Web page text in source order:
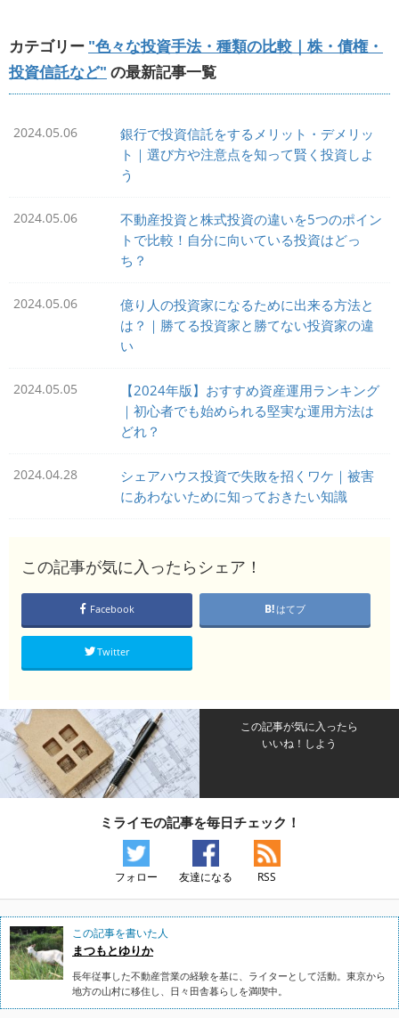
カテゴリー "色々な投資手法・種類の比較｜株・債権・
投資信託など" の最新記事一覧
2024.05.06
銀行で投資信託をするメリット・デメリッ
ト｜選び方や注意点を知って賢く投資しよ
う
2024.05.06
不動産投資と株式投資の違いを5つのポイン
トで比較！自分に向いている投資はどっ
ち？
2024.05.06
億り人の投資家になるために出来る方法と
は？｜勝てる投資家と勝てない投資家の違
い
2024.05.05
【2024年版】おすすめ資産運用ランキング
｜初心者でも始められる堅実な運用方法は
どれ？
2024.04.28
シェアハウス投資で失敗を招くワケ｜被害
にあわないために知っておきたい知識
この記事が気に入ったらシェア！
Facebook はてブ
Twitter
この記事が気に入ったら
いいね！しよう
ミライモの記事を毎日チェック！
フォロー 友達になる RSS
この記事を書いた人
まつもとゆりか
長年従事した不動産営業の経験を基に、ライターとして活動。東京から
地方の山村に移住し、日々田舎暮らしを満喫中。